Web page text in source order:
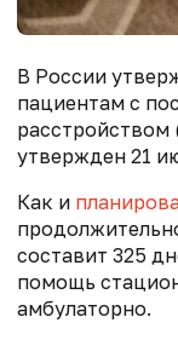
В России
пациентам с
утвержден 21
Как и
составит 325
помощь
амбулаторно.